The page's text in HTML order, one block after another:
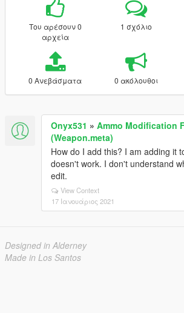
Του αρέσουν 0
αρχεία
1 σχόλιο
0 Ανεβάσματα 0 ακόλουθοι
Onyx531 » Ammo Modification
(Weapon.meta)
How do I add this? I am adding it
doesn't work. I don't understand
edit.
View Context
17 Ιανουάριος 2021
Designed in Alderney
Made in Los Santos